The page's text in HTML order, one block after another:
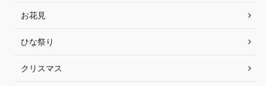
お花見
ひな祭り
クリスマス